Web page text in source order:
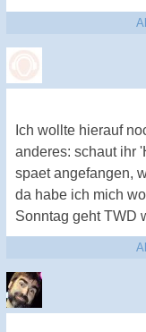
Ich wollte hierauf
anderes: schaut ihr
spaet angefangen,
da habe ich mich
Sonntag geht TWD